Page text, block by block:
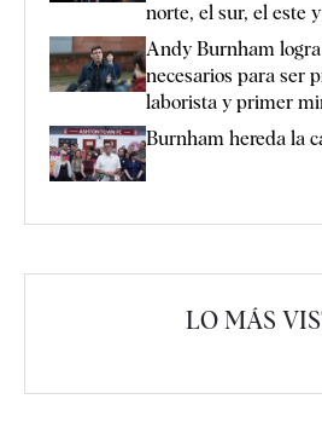
norte, el sur, el este
Andy Burnham logra
necesarios para ser
laborista y primer
Burnham hereda la
LO MÁS